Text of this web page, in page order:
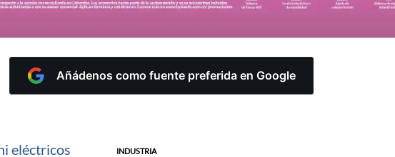
Añádenos como fuente preferida en Google
INDUSTRIA